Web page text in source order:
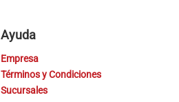
Ayuda
Empresa
Términos y Condiciones
Sucursales